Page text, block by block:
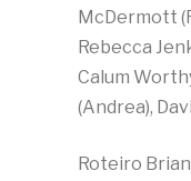
McDermott
Rebecca
Calum
(Andrea),
Roteiro